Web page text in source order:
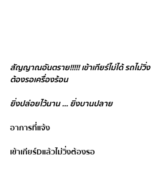
สัญญาณอันตราย!!!!! เข้าเกียร์ไม่ได้ รถไม่วิ่ง
ต้องรอเครื่องร้อน
ยิ่งปล่อยไว้นาน ... ยิ่งบานปลาย
อาการที่แจ้ง
เข้าเกียร์Dแล้วไม่วิ่งต้องรอ